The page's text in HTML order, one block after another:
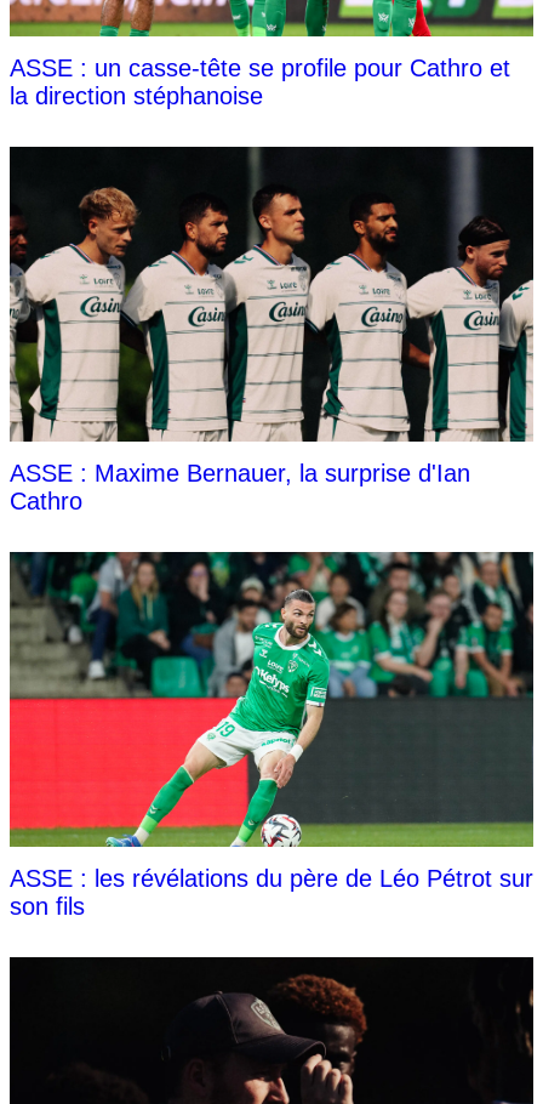
ASSE : un casse-tête se profile pour Cathro et
la direction stéphanoise
ASSE : Maxime Bernauer, la surprise d'Ian
Cathro
ASSE : les révélations du père de Léo Pétrot sur
son fils